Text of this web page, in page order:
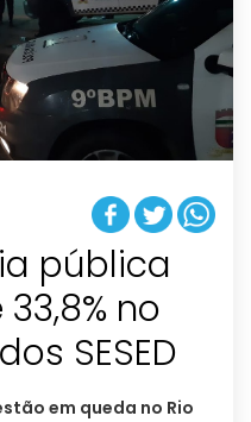
pública
no
SESED
em queda no Rio